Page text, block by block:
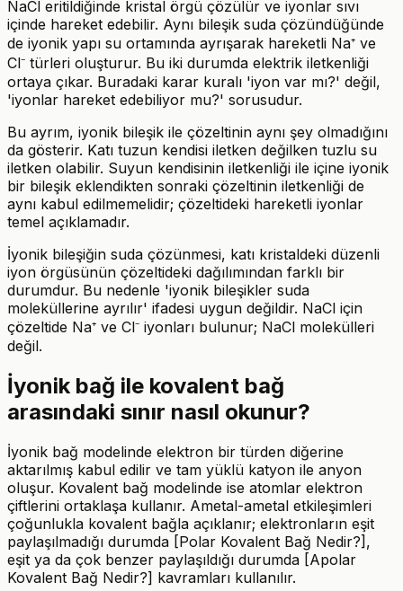
NaCl eritildiğinde kristal örgü çözülür ve iyonlar sıvı
içinde hareket edebilir. Aynı bileşik suda çözündüğünde
de iyonik yapı su ortamında ayrışarak hareketli Na⁺ ve
Cl⁻ türleri oluşturur. Bu iki durumda elektrik iletkenliği
ortaya çıkar. Buradaki karar kuralı 'iyon var mı?' değil,
'iyonlar hareket edebiliyor mu?' sorusudur.
Bu ayrım, iyonik bileşik ile çözeltinin aynı şey olmadığını
da gösterir. Katı tuzun kendisi iletken değilken tuzlu su
iletken olabilir. Suyun kendisinin iletkenliği ile içine iyonik
bir bileşik eklendikten sonraki çözeltinin iletkenliği de
aynı kabul edilmemelidir; çözeltideki hareketli iyonlar
temel açıklamadır.
İyonik bileşiğin suda çözünmesi, katı kristaldeki düzenli
iyon örgüsünün çözeltideki dağılımından farklı bir
durumdur. Bu nedenle 'iyonik bileşikler suda
moleküllerine ayrılır' ifadesi uygun değildir. NaCl için
çözeltide Na⁺ ve Cl⁻ iyonları bulunur; NaCl molekülleri
değil.
İyonik bağ ile kovalent bağ
arasındaki sınır nasıl okunur?
İyonik bağ modelinde elektron bir türden diğerine
aktarılmış kabul edilir ve tam yüklü katyon ile anyon
oluşur. Kovalent bağ modelinde ise atomlar elektron
çiftlerini ortaklaşa kullanır. Ametal-ametal etkileşimleri
çoğunlukla kovalent bağla açıklanır; elektronların eşit
paylaşılmadığı durumda [Polar Kovalent Bağ Nedir?],
eşit ya da çok benzer paylaşıldığı durumda [Apolar
Kovalent Bağ Nedir?] kavramları kullanılır.